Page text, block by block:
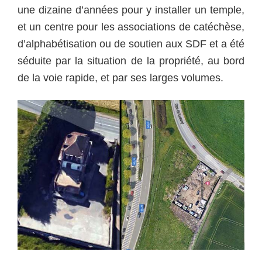
une dizaine d’années pour y installer un temple,
et un centre pour les associations de catéchèse,
d’alphabétisation ou de soutien aux SDF et a été
séduite par la situation de la propriété, au bord
de la voie rapide, et par ses larges volumes.